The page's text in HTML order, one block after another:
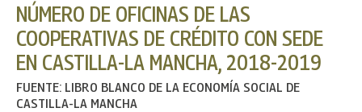
NÚMERO DE OFICINAS DE LAS
COOPERATIVAS DE CRÉDITO CON SEDE
EN CASTILLA-LA MANCHA, 2018-2019
FUENTE: LIBRO BLANCO DE LA ECONOMÍA SOCIAL DE
CASTILLA-LA MANCHA